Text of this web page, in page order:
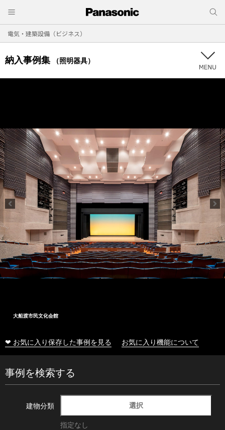
電気・建築設備（ビジネス）
納入事例集 （照明器具）
大船渡市民文化会館
❤ お気に入り保存した事例を見る お気に入り機能について
事例を検索する
建物分類 選択
指定なし